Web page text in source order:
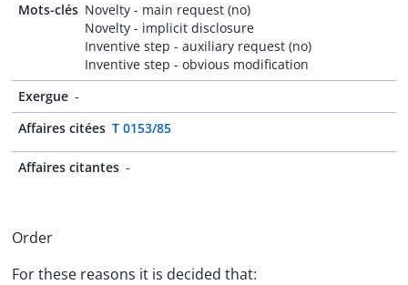
Mots-clés Novelty - main request (no)
Novelty - implicit disclosure
Inventive step - auxiliary request (no)
Inventive step - obvious modification
Exergue -
Affaires citées T 0153/85
Affaires citantes -
Order
For these reasons it is decided that: